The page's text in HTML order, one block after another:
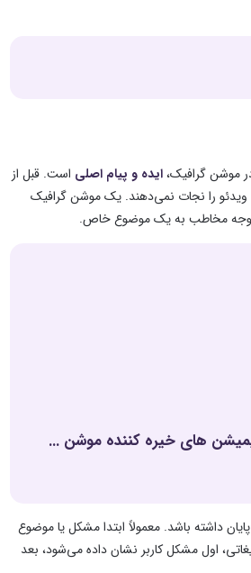
موشن گرافیک،ایده و پیام اصلی است. قبل از
را نجات نمی‌دهند. یک موشن گرافیک
توجه مخاطب به یک موضوع خاص.
3 برابر، پولسازی عالی با انیمیشن های خیره کننده موشن ...
داشته باشد. معمولاً ابتدا مشکل یا موضوع
اول مشکل کاربر نشان داده می‌شود، بعد